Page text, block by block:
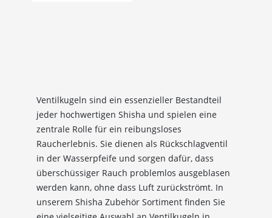
Ventilkugeln sind ein essenzieller Bestandteil
jeder hochwertigen Shisha und spielen eine
zentrale Rolle für ein reibungsloses
Raucherlebnis. Sie dienen als Rückschlagventil
in der Wasserpfeife und sorgen dafür, dass
überschüssiger Rauch problemlos ausgeblasen
werden kann, ohne dass Luft zurückströmt. In
unserem Shisha Zubehör Sortiment finden Sie